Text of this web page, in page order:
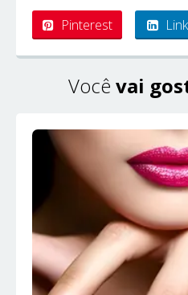
Pinterest
Você vai